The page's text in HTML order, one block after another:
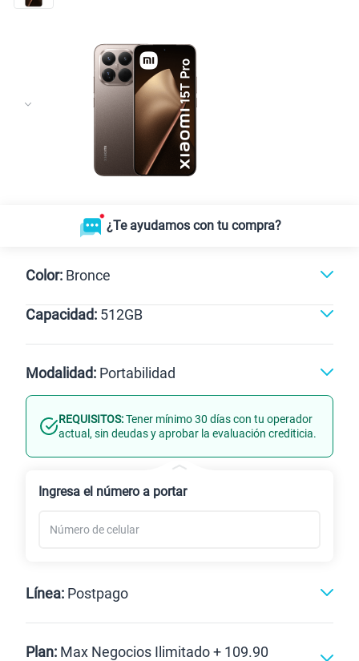
¿Te ayudamos con tu compra?
Color: Bronce
Capacidad: 512GB
512GB
Modalidad: Portabilidad
Línea Nueva Portabilidad
REQUISITOS:Tener mínimo 30 días con tu operador
actual, sin deudas y aprobar la evaluación crediticia.
Ingresa el número a portar
Línea: Postpago
Plan: Max Negocios Ilimitado + 109.90